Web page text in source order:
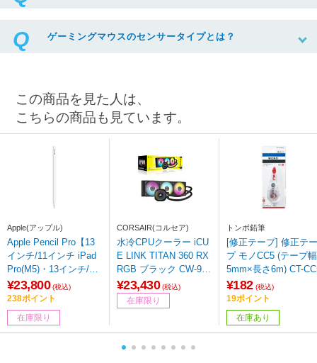
ゲーミングマウスのセンサータイプとは？
この商品を見た人は、
こちらの商品も見ています。
Apple(アップル)
Apple Pencil Pro【13
インチ/11インチ iPad
Pro(M5)・13インチ/11
インチ iPad Air(M4)対
応】 MX2D3ZA/A
¥23,800 (税込)
238ポイント
在庫限り
CORSAIR(コルセア)
水冷CPUクーラー iCU
E LINK TITAN 360 RX
RGB ブラック CW-906
1018-WW 120mmファ
ンｘ3 [LGA1851/170
0・AM5/AM4]
¥23,430 (税込)
在庫限り
トンボ鉛筆
[修正テープ] 修正テー
プ モノCC5 (テープ幅
5mm×長さ6m) CT-
¥182 (税込)
19ポイント
在庫あり